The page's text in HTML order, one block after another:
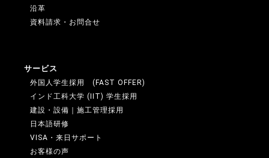
沿革
資料請求・お問合せ
サービス
外国人学生採用 (FAST OFFER)
インド工科大学 (IIT) 学生採用
建設・設備｜施工管理採用
日本語研修
VISA・来日サポート
お客様の声